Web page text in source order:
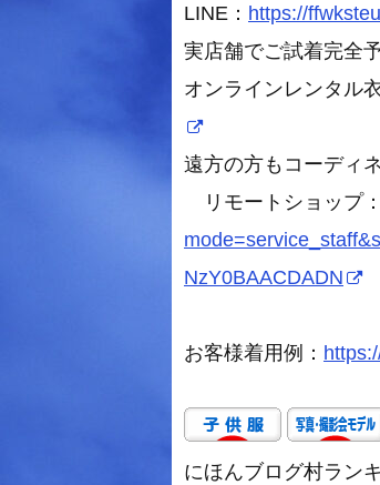
LINE： https://
実店舗でご試着完全
オンラインレンタル
遠方の方もコーディ
リモートショップ：
NzY0BAACDADN
お客様着用例：
にほんブログ村ラン